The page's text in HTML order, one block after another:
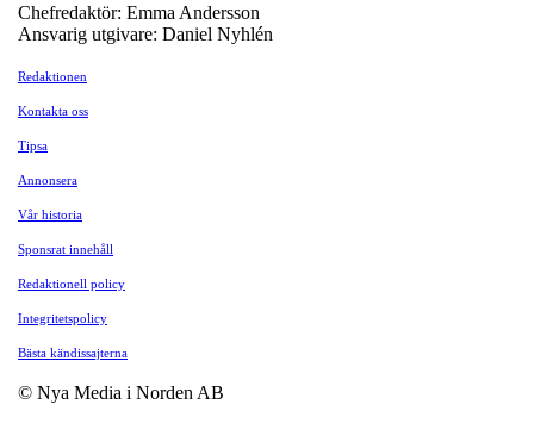
Chefredaktör: Emma Andersson
Ansvarig utgivare: Daniel Nyhlén
Redaktionen
Kontakta oss
Tipsa
Annonsera
Vår historia
Sponsrat innehåll
Redaktionell policy
Integritetspolicy
Bästa kändissajterna
© Nya Media i Norden AB